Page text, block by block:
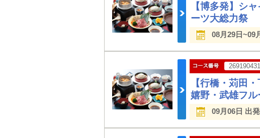
【博多発】シ
ーツ大総力祭
08月29日~09
【行橋・苅田
嬉野・武雄フ
09月06日 出発